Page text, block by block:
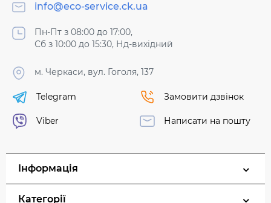
info@eco-service.ck.ua
Пн-Пт з 08:00 до 17:00,
Сб з 10:00 до 15:30, Нд-вихідний
м. Черкаси, вул. Гоголя, 137
Telegram
Viber
Замовити дзвінок
Написати на пошту
Інформація
Категорії